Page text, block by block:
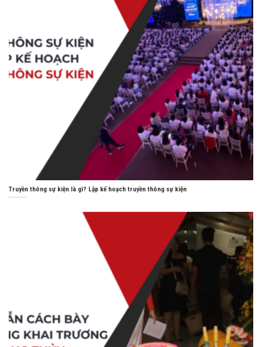
Truyền thông sự kiện là gì? Lập kế hoạch truyền thông sự kiện